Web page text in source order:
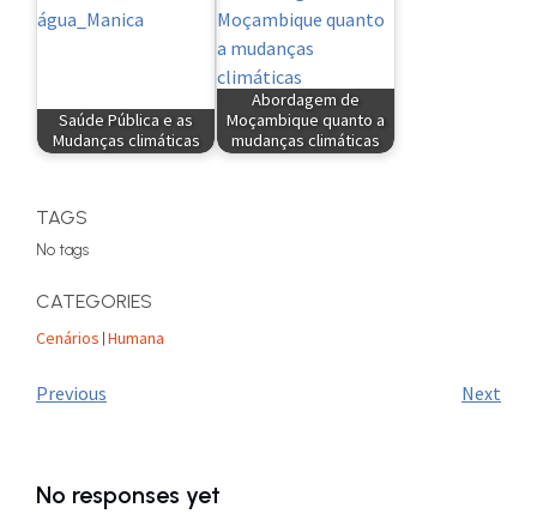
Saúde Pública e as
Mudanças climáticas
Abordagem de
Moçambique quanto a
mudanças climáticas
TAGS
No tags
CATEGORIES
Cenários |Humana
Previous Next
No responses yet